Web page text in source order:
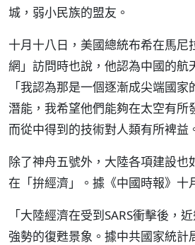
城，弱小民族的盟友。
十月十八日，美國總統布希在馬尼
網」訪問時也說，他認為中國的航
「我認為那是一個逐漸成尖端國
潛能，我希望他們能夠在太空有所
而從中得到的技術對人類有所裨益
除了神舟五號外，大陸各項建設也
在「拚經濟」。據《中國時報》十
「大陸經濟在受到SARS衝擊後，
強勢的復甦景象。據中共國家統計